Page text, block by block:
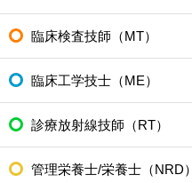
臨床検査技師（MT）
臨床工学技士（ME）
診療放射線技師（RT）
管理栄養士/栄養士（NRD）